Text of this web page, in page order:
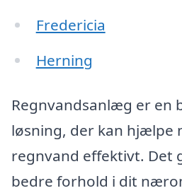
Fredericia
Herning
Regnvandsanlæg er en
løsning, der kan hjælpe
regnvand effektivt. Det
bedre forhold i dit